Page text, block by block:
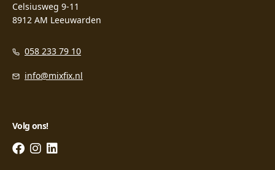
Celsiusweg 9-11
8912 AM Leeuwarden
058 233 79 10
info@mixfix.nl
Volg ons!